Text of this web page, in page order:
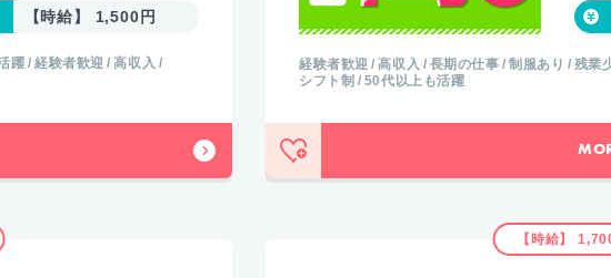
【時給】 1,500円
躍 経験者歓迎 高収入 経験者歓迎 高収入 長期の仕事 制服あり 残業
シフト制
50代以上も活躍
【時給】